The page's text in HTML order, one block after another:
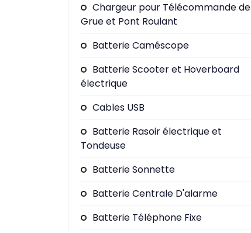
Chargeur pour Télécommande de
Grue et Pont Roulant
Batterie Caméscope
Batterie Scooter et Hoverboard
électrique
Cables USB
Batterie Rasoir électrique et
Tondeuse
Batterie Sonnette
Batterie Centrale D'alarme
Batterie Téléphone Fixe